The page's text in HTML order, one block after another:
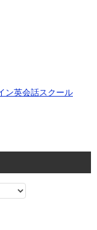
ン英会話スクール